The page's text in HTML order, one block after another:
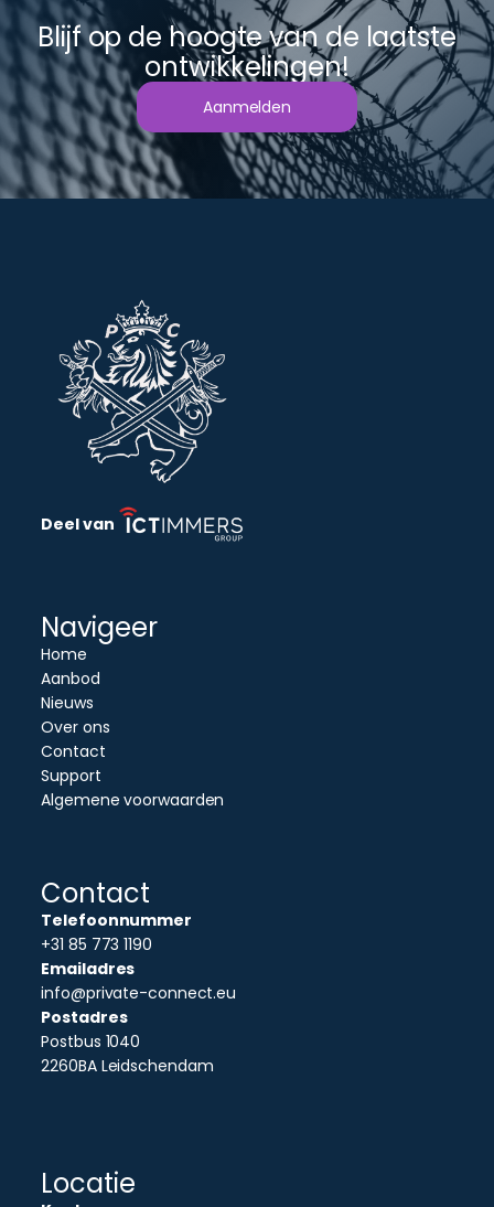
Blijf op de hoogte van de laatste
ontwikkelingen!
Aanmelden
Deel van
Navigeer
Home
Aanbod
Nieuws
Over ons
Contact
Support
Algemene voorwaarden
Contact
Telefoonnummer
+31 85 773 1190
Emailadres
info@private-connect.eu
Postadres
Postbus 1040
2260BA Leidschendam
Locatie